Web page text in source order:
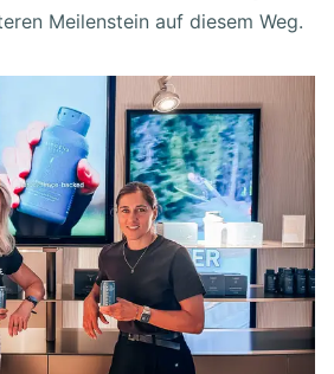
Meilenstein auf diesem Weg.